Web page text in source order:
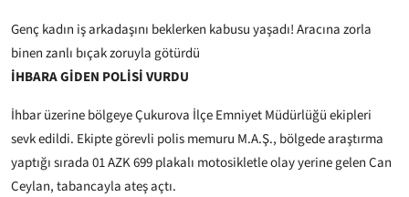
Genç kadın iş arkadaşını beklerken kabusu yaşadı! Aracına zorla
binen zanlı bıçak zoruyla götürdü
İHBARA GİDEN POLİSİ VURDU
İhbar üzerine bölgeye Çukurova İlçe Emniyet Müdürlüğü ekipleri
sevk edildi. Ekipte görevli polis memuru M.A.Ş., bölgede araştırma
yaptığı sırada 01 AZK 699 plakalı motosikletle olay yerine gelen Can
Ceylan, tabancayla ateş açtı.